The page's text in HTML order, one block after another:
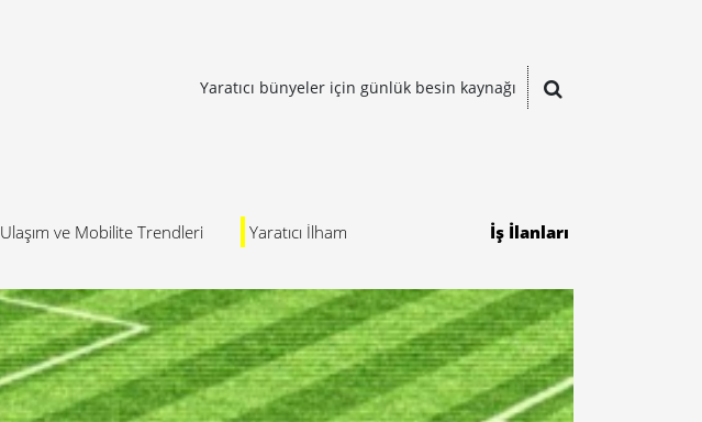
Yaratıcı bünyeler için günlük besin kaynağı
Ulaşım ve Mobilite Trendleri Yaratıcı İlham İş İlanları